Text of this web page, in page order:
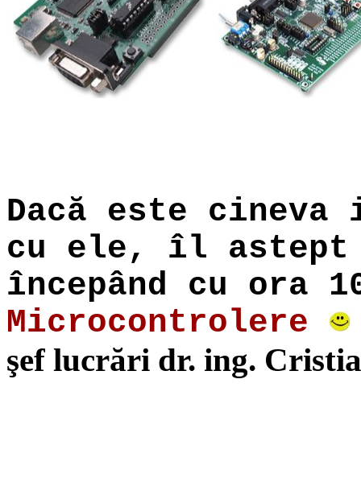
Dacă este
cu ele, îl astept
începând cu ora
Microcontrolere
şef lucrări dr. ing.